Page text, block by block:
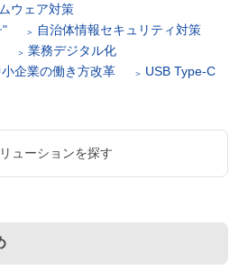
ウェア対策
"
自治体情報セキュリティ対策
業務デジタル化
企業の働き方改革
USB Type-C
ューションを探す